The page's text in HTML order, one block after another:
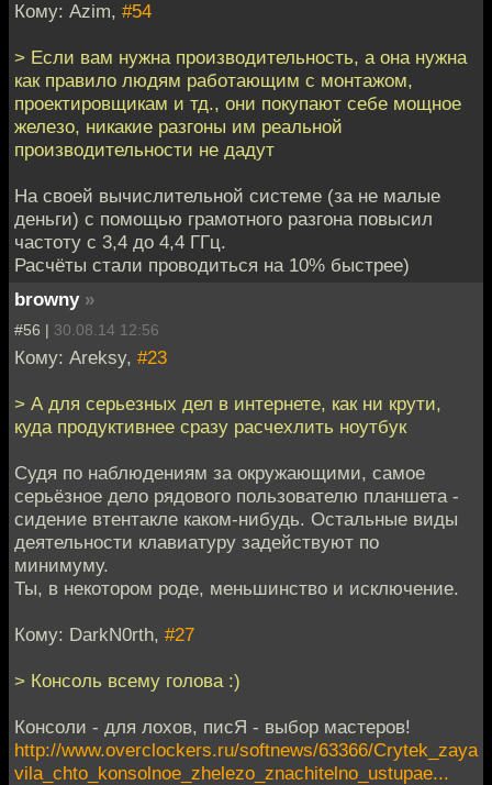
Кому: Azim, #54
> Если вам нужна производительность, а она нужна
как правило людям работающим с монтажом,
проектировщикам и тд., они покупают себе мощное
железо, никакие разгоны им реальной
производительности не дадут
На своей вычислительной системе (за не малые
деньги) с помощью грамотного разгона повысил
частоту с 3,4 до 4,4 ГГц.
Расчёты стали проводиться на 10% быстрее)
browny »
#56 | 30.08.14 12:56
Кому: Areksy, #23
> А для серьезных дел в интернете, как ни крути,
куда продуктивнее сразу расчехлить ноутбук
Судя по наблюдениям за окружающими, самое
серьёзное дело рядового пользователю планшета -
сидение втентакле каком-нибудь. Остальные виды
деятельности клавиатуру задействуют по
минимуму.
Ты, в некотором роде, меньшинство и исключение.
Кому: DarkN0rth, #27
> Консоль всему голова :)
Консоли - для лохов, писЯ - выбор мастеров!
http://www.overclockers.ru/softnews/63366/Crytek_zaya
vila_chto_konsolnoe_zhelezo_znachitelno_ustupae...